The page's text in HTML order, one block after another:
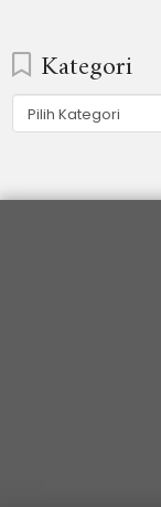
Kategori
Kategori